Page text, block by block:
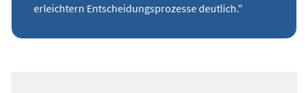
erleichtern Entscheidungsprozesse deutlich."